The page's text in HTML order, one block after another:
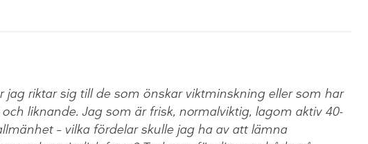
riktar sig till de som önskar viktminskning eller som har
liknande. Jag som är frisk, normalviktig, lagom aktiv 40-
– vilka fördelar skulle jag ha av att lämna